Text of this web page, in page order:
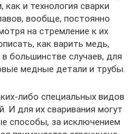
как и технология сварки
вообще, постоянно
на стремление к их
как варить медь,
большинстве случаев, для
медные детали и трубы.
либо специальных видов
И для их сваривания могут
способы, за исключением